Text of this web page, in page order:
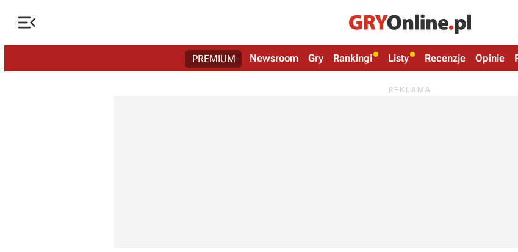

PREMIUM Newsroom Gry Rankingi Listy Recenzje Opinie